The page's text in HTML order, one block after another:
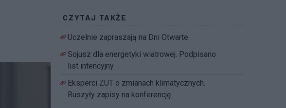
CZYTAJ TAKŻE
Uczelnie zapraszają na Dni Otwarte
Sojusz dla energetyki wiatrowej. Podpisano
list intencyjny
Eksperci ZUT o zmianach klimatycznych.
Ruszyły zapisy na konferencję